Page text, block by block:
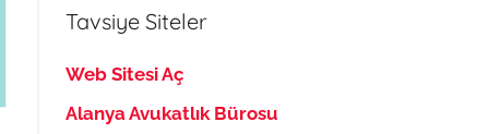
Tavsiye Siteler
Web Sitesi Aç
Alanya Avukatlık Bürosu